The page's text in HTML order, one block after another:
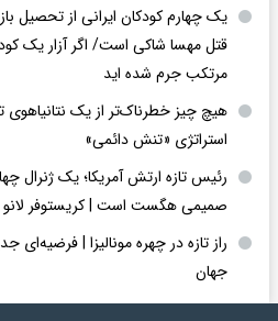
یک چهارم کودکان ایرانی از تحصیل
قتل مهسا شاکی است/ اگر آزار یک
مرتکب جرم شده اید
هیچ چیز خطرناک‌تر از یک نتانیاهوی
استراتژی «تنش دائمی»
رئیس تازه ارتش آمریکا؛ یک ژنرال
صمیمی هگست است | کریستوفر
راز تازه در چهره مونالیزا | فرضیه‌ای
جهان